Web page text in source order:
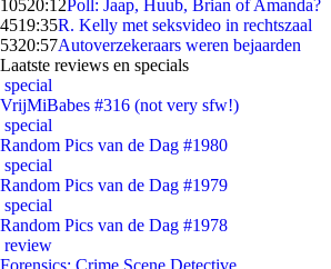
10520:12Poll: Jaap, Huub, Brian of Amanda?
4519:35R. Kelly met seksvideo in rechtszaal
5320:57Autoverzekeraars weren bejaarden
Laatste reviews en specials
special
VrijMiBabes #316 (not very sfw!)
special
Random Pics van de Dag #1980
special
Random Pics van de Dag #1979
special
Random Pics van de Dag #1978
review
Forensics: Crime Scene Detective